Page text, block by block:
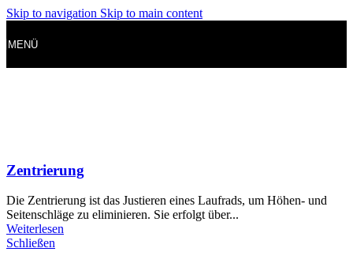
Skip to navigation Skip to main content
MENÜ
Zentrierung
Die Zentrierung ist das Justieren eines Laufrads, um Höhen- und
Seitenschläge zu eliminieren. Sie erfolgt über...
Weiterlesen
Schließen